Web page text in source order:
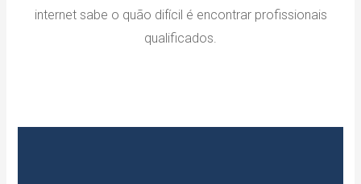
internet sabe o quão difícil é encontrar profissionais
qualificados.